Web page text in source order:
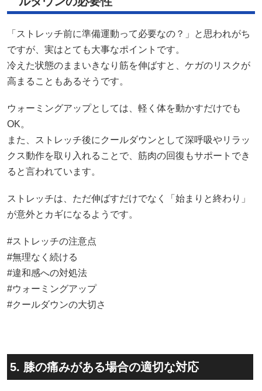
「ストレッチ前に準備運動って必要なの？」と思われがち
ですが、実はとても大事なポイントです。
冷えた状態のままいきなり筋を伸ばすと、ケガのリスクが
高まることもあるそうです。
ウォーミングアップとしては、軽く体を動かすだけでも
OK。
また、ストレッチ後にクールダウンとして深呼吸やリラッ
クス動作を取り入れることで、筋肉の回復もサポートでき
ると言われています。
ストレッチは、ただ伸ばすだけでなく「始まりと終わり」
が意外とカギになるようです。
#ストレッチの注意点
#無理なく続ける
#違和感への対処法
#ウォーミングアップ
#クールダウンの大切さ
5. 膝の痛みがある場合の適切な対応